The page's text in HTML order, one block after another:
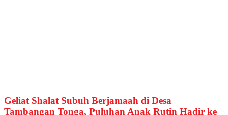
Geliat Shalat Subuh Berjamaah di Desa
Tambangan Tonga, Puluhan Anak Rutin Hadir ke